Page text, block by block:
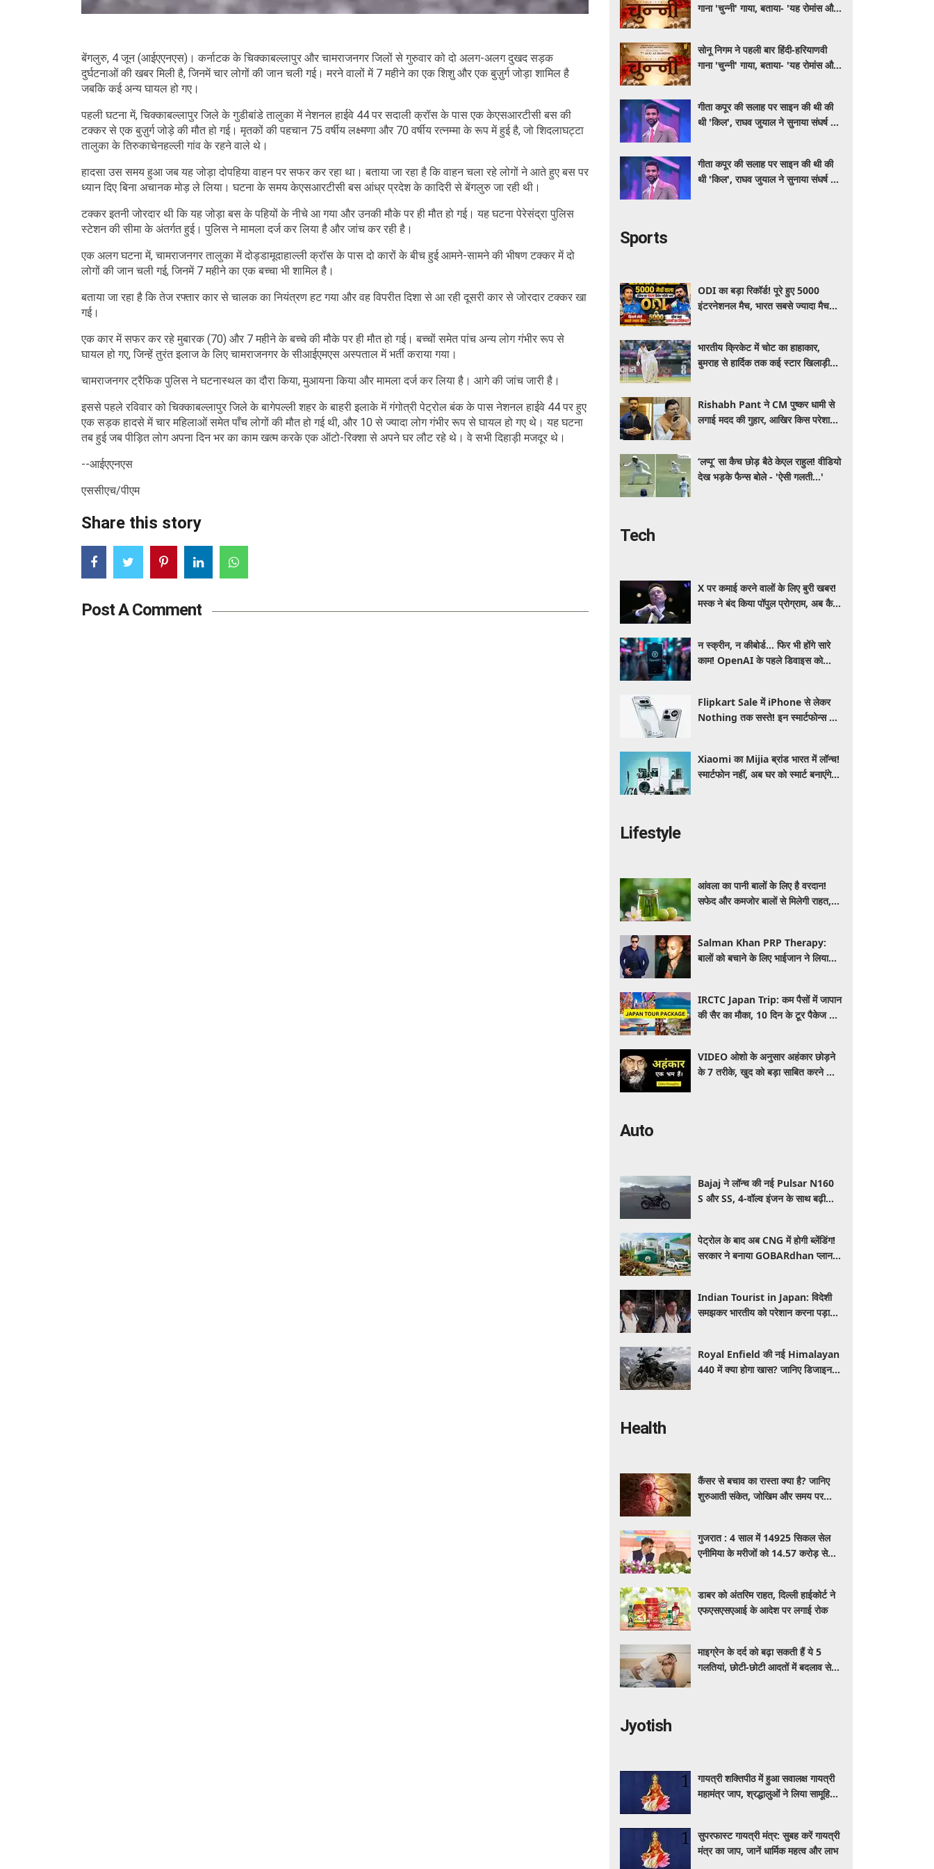
बेंगलुरु, 4 जून (आईएएनएस)। कर्नाटक के चिक्काबल्लापुर और चामराजनगर जिलों से गुरुवार को दो अलग-अलग दुखद सड़क
दुर्घटनाओं की खबर मिली है, जिनमें चार लोगों की जान चली गई। मरने वालों में 7 महीने का एक शिशु और एक बुज़ुर्ग जोड़ा शामिल है
जबकि कई अन्य घायल हो गए।
पहली घटना में, चिक्काबल्लापुर जिले के गुडीबांडे तालुका में नेशनल हाईवे 44 पर सदाली क्रॉस के पास एक केएसआरटीसी बस की
टक्कर से एक बुज़ुर्ग जोड़े की मौत हो गई। मृतकों की पहचान 75 वर्षीय लक्ष्मणा और 70 वर्षीय रत्नम्मा के रूप में हुई है, जो शिदलाघट्टा
तालुका के तिरुकाचेनहल्ली गांव के रहने वाले थे।
हादसा उस समय हुआ जब यह जोड़ा दोपहिया वाहन पर सफर कर रहा था। बताया जा रहा है कि वाहन चला रहे लोगों ने आते हुए बस पर
ध्यान दिए बिना अचानक मोड़ ले लिया। घटना के समय केएसआरटीसी बस आंध्र प्रदेश के कादिरी से बेंगलुरु जा रही थी।
टक्कर इतनी जोरदार थी कि यह जोड़ा बस के पहियों के नीचे आ गया और उनकी मौके पर ही मौत हो गई। यह घटना पेरेसंद्रा पुलिस
स्टेशन की सीमा के अंतर्गत हुई। पुलिस ने मामला दर्ज कर लिया है और जांच कर रही है।
एक अलग घटना में, चामराजनगर तालुका में दोड्डामूदाहाल्ली क्रॉस के पास दो कारों के बीच हुई आमने-सामने की भीषण टक्कर में दो
लोगों की जान चली गई, जिनमें 7 महीने का एक बच्चा भी शामिल है।
बताया जा रहा है कि तेज रफ्तार कार से चालक का नियंत्रण हट गया और वह विपरीत दिशा से आ रही दूसरी कार से जोरदार टक्कर खा
गई।
एक कार में सफर कर रहे मुबारक (70) और 7 महीने के बच्चे की मौके पर ही मौत हो गई। बच्चों समेत पांच अन्य लोग गंभीर रूप से
घायल हो गए, जिन्हें तुरंत इलाज के लिए चामराजनगर के सीआईएमएस अस्पताल में भर्ती कराया गया।
चामराजनगर ट्रैफिक पुलिस ने घटनास्थल का दौरा किया, मुआयना किया और मामला दर्ज कर लिया है। आगे की जांच जारी है।
इससे पहले रविवार को चिक्काबल्लापुर जिले के बागेपल्ली शहर के बाहरी इलाके में गंगोत्री पेट्रोल बंक के पास नेशनल हाईवे 44 पर हुए
एक सड़क हादसे में चार महिलाओं समेत पाँच लोगों की मौत हो गई थी, और 10 से ज्यादा लोग गंभीर रूप से घायल हो गए थे। यह घटना
तब हुई जब पीड़ित लोग अपना दिन भर का काम खत्म करके एक ऑटो-रिक्शा से अपने घर लौट रहे थे। वे सभी दिहाड़ी मजदूर थे।
--आईएएनएस
एससीएच/पीएम
Share this story
Post A Comment
गाना 'चुन्नी' गाया, बताया- 'यह रोमांस और
सोनू निगम ने पहली बार हिंदी-हरियाणवी
गाना 'चुन्नी' गाया, बताया- 'यह रोमांस और
गीता कपूर की सलाह पर साइन की थी की
थी 'किल', राघव जुयाल ने सुनाया संघर्ष से
गीता कपूर की सलाह पर साइन की थी की
थी 'किल', राघव जुयाल ने सुनाया संघर्ष से
Sports
ODI का बड़ा रिकॉर्ड! पूरे हुए 5000
इंटरनेशनल मैच, भारत सबसे ज्यादा मैच
भारतीय क्रिकेट में चोट का हाहाकार,
बुमराह से हार्दिक तक कई स्टार खिलाड़ी
Rishabh Pant ने CM पुष्कर धामी से
लगाई मदद की गुहार, आखिर किस परेशानी
‘लप्पू’ सा कैच छोड़ बैठे केएल राहुल! वीडियो
देख भड़के फैन्स बोले - 'ऐसी गलती...'
Tech
X पर कमाई करने वालों के लिए बुरी खबर!
मस्क ने बंद किया पॉपुल प्रोग्राम, अब कैसे
न स्क्रीन, न कीबोर्ड... फिर भी होंगे सारे
काम! OpenAI के पहले डिवाइस को
Flipkart Sale में iPhone से लेकर
Nothing तक सस्ते! इन स्मार्टफोन्स पर
Xiaomi का Mijia ब्रांड भारत में लॉन्च!
स्मार्टफोन नहीं, अब घर को स्मार्ट बनाएंगे ये
Lifestyle
आंवला का पानी बालों के लिए है वरदान!
सफेद और कमजोर बालों से मिलेगी राहत,
Salman Khan PRP Therapy:
बालों को बचाने के लिए भाईजान ने लिया
IRCTC Japan Trip: कम पैसों में जापान
की सैर का मौका, 10 दिन के टूर पैकेज में
VIDEO ओशो के अनुसार अहंकार छोड़ने
के 7 तरीके, खुद को बड़ा साबित करने की
Auto
Bajaj ने लॉन्च की नई Pulsar N160
S और SS, 4-वॉल्व इंजन के साथ बढ़ी
पेट्रोल के बाद अब CNG में होगी ब्लेंडिंग!
सरकार ने बनाया GOBARdhan प्लान,
Indian Tourist in Japan: विदेशी
समझकर भारतीय को परेशान करना पड़ा
Royal Enfield की नई Himalayan
440 में क्या होगा खास? जानिए डिजाइन,
Health
कैंसर से बचाव का रास्ता क्या है? जानिए
शुरुआती संकेत, जोखिम और समय पर
गुजरात : 4 साल में 14925 सिकल सेल
एनीमिया के मरीजों को 14.57 करोड़ से
डाबर को अंतरिम राहत, दिल्ली हाईकोर्ट ने
एफएसएसएआई के आदेश पर लगाई रोक
माइग्रेन के दर्द को बढ़ा सकती हैं ये 5
गलतियां, छोटी-छोटी आदतों में बदलाव से
Jyotish
गायत्री शक्तिपीठ में हुआ सवालक्ष गायत्री
महामंत्र जाप, श्रद्धालुओं ने लिया सामूहिक
सुपरफास्ट गायत्री मंत्र: सुबह करें गायत्री
मंत्र का जाप, जानें धार्मिक महत्व और लाभ